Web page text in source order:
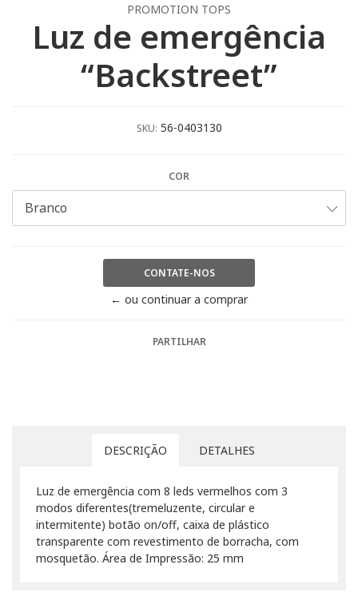
PROMOTION TOPS
Luz de emergência
“Backstreet”
SKU: 56-0403130
COR
CONTATE-NOS
← ou continuar a comprar
PARTILHAR
DESCRIÇÃO DETALHES
Luz de emergência com 8 leds vermelhos com 3
modos diferentes(tremeluzente, circular e
intermitente) botão on/off, caixa de plástico
transparente com revestimento de borracha, com
mosquetão. Área de Impressão: 25 mm